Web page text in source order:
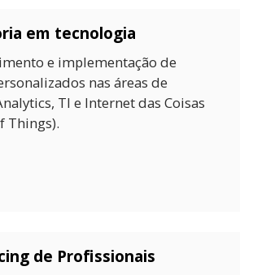
em tecnologia
e implementação de
nas áreas de
TI e Internet das Coisas
Things).
de Profissionais